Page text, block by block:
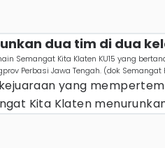
dua tim di dua
Semangat Kita Klaten KU15 yang
Perbasi Jawa Tengah. (dok Semangat
yang
Kita Klaten